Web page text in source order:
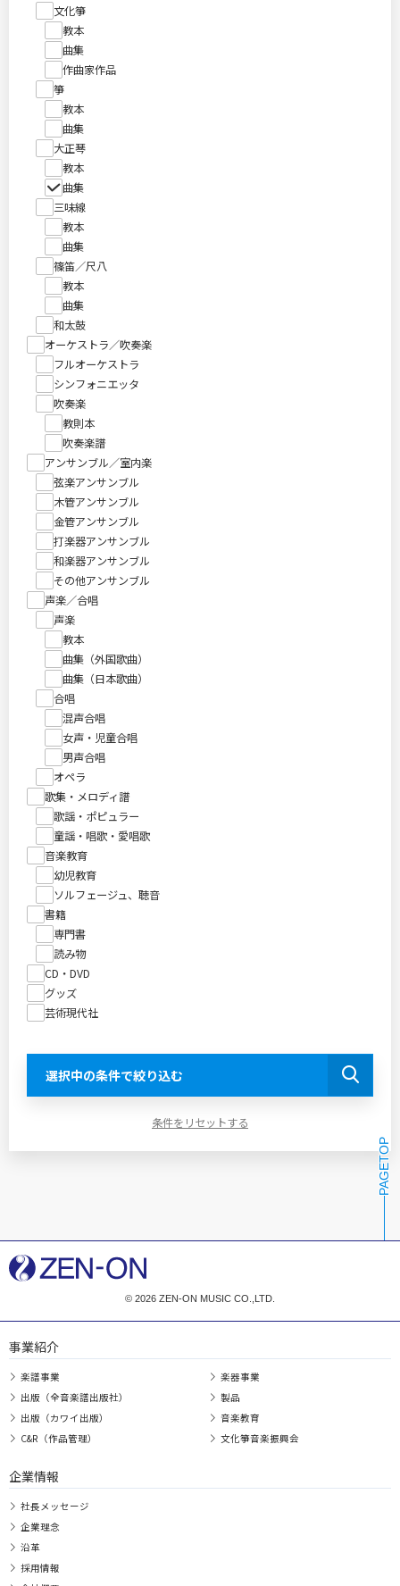
文化箏
教本
曲集
作曲家作品
箏
教本
曲集
大正琴
教本
曲集
三味線
教本
曲集
篠笛／尺八
教本
曲集
和太鼓
オーケストラ／吹奏楽
フルオーケストラ
シンフォニエッタ
吹奏楽
教則本
吹奏楽譜
アンサンブル／室内楽
弦楽アンサンブル
木管アンサンブル
金管アンサンブル
打楽器アンサンブル
和楽器アンサンブル
その他アンサンブル
声楽／合唱
声楽
教本
曲集（外国歌曲）
曲集（日本歌曲）
合唱
混声合唱
女声・児童合唱
男声合唱
オペラ
歌集・メロディ譜
歌謡・ポピュラー
童謡・唱歌・愛唱歌
音楽教育
幼児教育
ソルフェージュ、聴音
書籍
専門書
読み物
CD・DVD
グッズ
芸術現代社
選択中の条件で絞り込む
条件をリセットする
PAGETOP
© 2026 ZEN-ON MUSIC CO.,LTD.
事業紹介
楽譜事業
出版（全音楽譜出版社）
出版（カワイ出版）
C&R（作品管理）
楽器事業
製品
音楽教育
文化箏音楽振興会
企業情報
社長メッセージ
企業理念
沿革
採用情報